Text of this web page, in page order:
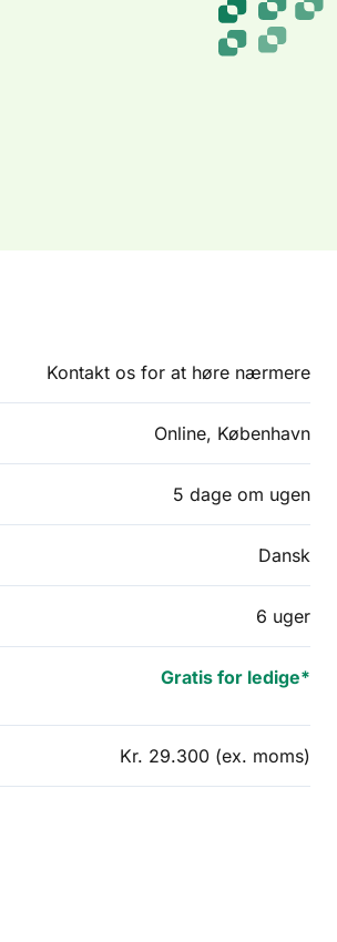
Kontakt os for at høre nærmere
Online, København
5 dage om ugen
Dansk
6 uger
Gratis for ledige*
Kr. 29.300 (ex. moms)